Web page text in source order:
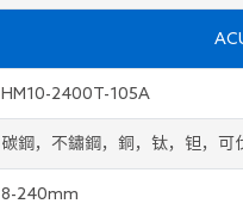
HM10-2400T-105A
碳鋼，不鏽鋼，銅，钛，钽，可
8-240mm